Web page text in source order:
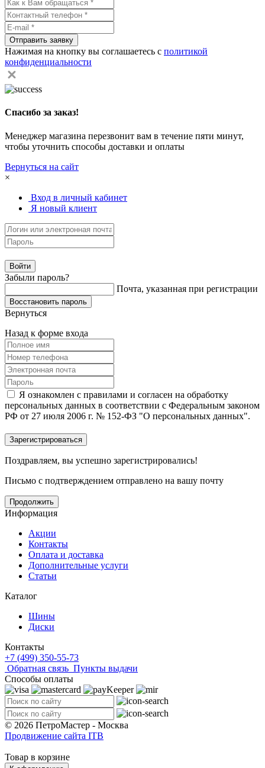
Отправить заявку
Нажимая на кнопку вы соглашаетесь с политикой
конфиденциальности
Спасибо за заказ!
Менеджер магазина перезвонит вам в течение пяти минут,
чтобы уточнить способы доставки и оплаты
Вернуться на сайт
×
Вход в личный кабинет
Я новый клиент
Забыли пароль?
Почта, указанная при регистрации
Вернуться
Назад к форме входа
Я ознакомлен с правилами и согласен на обработку
персональных данных в соответствии с Федеральным законом
РФ от 27 июля 2006 г. № 152-ФЗ "О персональных данных".
Поздравляем, вы успешно зарегистрировались!
Письмо с подтверждением отправлено на вашу почту
Продолжить
Информация
Акции
Контакты
Оплата и доставка
Дополнительные услуги
Статьи
Каталог
Шины
Диски
Контакты
+7 (499) 350-55-73
Обратная связь Пункты выдачи
Способы оплаты
© 2026 ПетроМастер - Москва
Продвижение сайта ITB
Товар в корзине